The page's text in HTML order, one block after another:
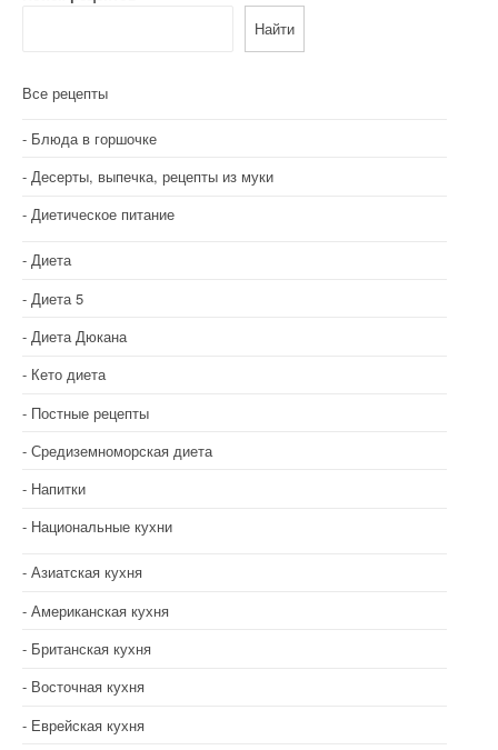
Найти
Все рецепты
Блюда в горшочке
Десерты, выпечка, рецепты из муки
Диетическое питание
Диета
Диета 5
Диета Дюкана
Кето диета
Постные рецепты
Средиземноморская диета
Напитки
Национальные кухни
Азиатская кухня
Американская кухня
Британская кухня
Восточная кухня
Еврейская кухня